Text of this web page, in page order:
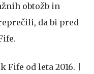
obtožb in
da bi pred